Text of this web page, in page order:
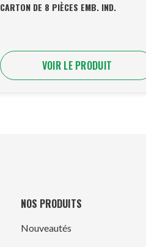
CARTON DE 8 PIÈCES EMB. IND.
VOIR LE PRODUIT
NOS PRODUITS
Nouveautés